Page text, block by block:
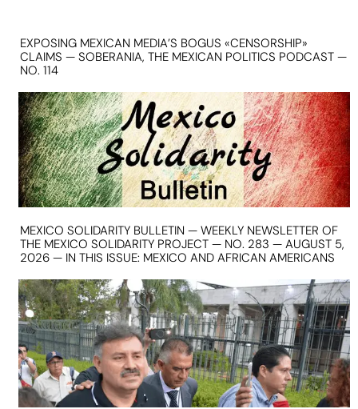
EXPOSING MEXICAN MEDIA’S BOGUS «CENSORSHIP»
CLAIMS — SOBERANIA, THE MEXICAN POLITICS PODCAST —
NO. 114
MEXICO SOLIDARITY BULLETIN — WEEKLY NEWSLETTER OF
THE MEXICO SOLIDARITY PROJECT — NO. 283 — AUGUST 5,
2026 — IN THIS ISSUE: MEXICO AND AFRICAN AMERICANS